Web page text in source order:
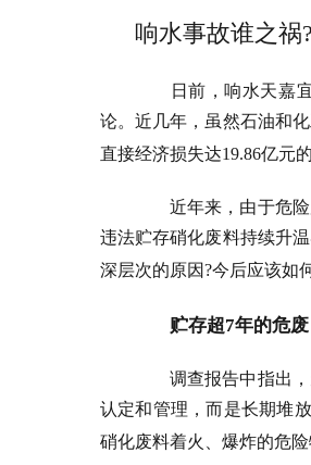
响水事故谁之祸?
日前，响水天嘉
论。近几年，虽然石油和
直接经济损失达19.86亿元
近年来，由于危
违法贮存硝化废料持续升
深层次的原因?今后应该如
贮存超7年的危废
调查报告中指出
认定和管理，而是长期堆
硝化废料着火、爆炸的危